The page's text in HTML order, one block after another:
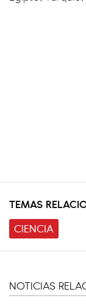
TEMAS
CIENCIA
NOTICIAS